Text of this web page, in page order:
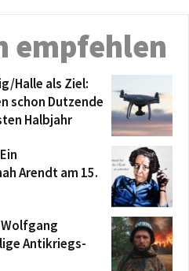
empfehlen
Halle als Ziel:
schon Dutzende
Halbjahr
Arendt am 15.
Antikriegs-